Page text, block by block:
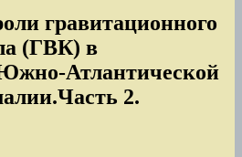
гравитационного
(ГВК) в
Атлантической
2.